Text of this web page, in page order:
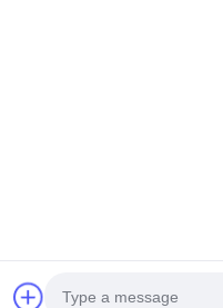
© 2026 Shenzhen SMX